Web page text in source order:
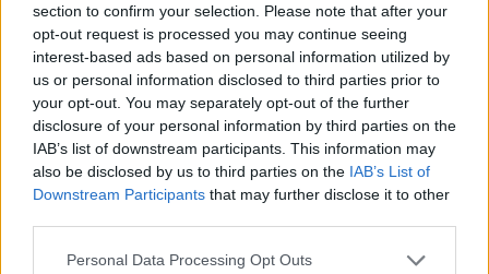
section to confirm your selection. Please note that after your
opt-out request is processed you may continue seeing
interest-based ads based on personal information utilized by
us or personal information disclosed to third parties prior to
your opt-out. You may separately opt-out of the further
disclosure of your personal information by third parties on the
IAB’s list of downstream participants. This information may
also be disclosed by us to third parties on the IAB’s List of
Downstream Participants that may further disclose it to other
Personal Data Processing Opt Outs